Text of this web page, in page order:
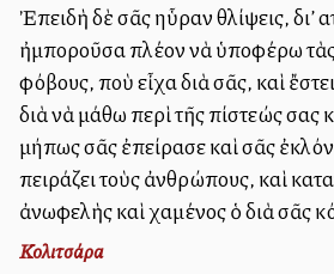
Ἐπειδὴ δὲ σᾶς ηὗραν θλίψεις, δι’
ἠμποροῦσα πλέον νὰ ὑποφέρω τὰς
φόβους, ποὺ εἶχα διὰ σᾶς, καὶ
διὰ νὰ μάθω περὶ τῆς πίστεώς
μήπως σᾶς ἐπείρασε καὶ σᾶς
πειράζει τοὺς ἀνθρώπους, καὶ
ἀνωφελὴς καὶ χαμένος ὁ διὰ σᾶς
Κολιτσάρα